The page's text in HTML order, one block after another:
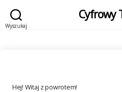
Wyszukaj
Cyfrowy
Hej! Witaj z powrotem!